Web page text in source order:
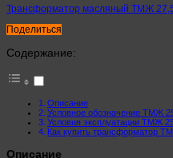
Трансформатор масляный ТМЖ
Поделиться
Содержание:
Описание
Условное обозначение ТМЖ
Условия эксплуатации ТМЖ
Как купить трансформатор
Описание